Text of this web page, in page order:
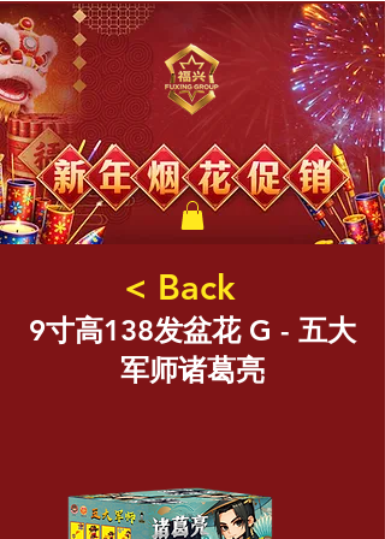
< Back
9寸高138发盆花 G - 五大
军师诸葛亮